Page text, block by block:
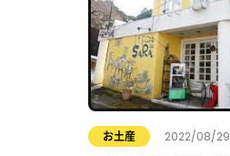
お土産 2022/08/29